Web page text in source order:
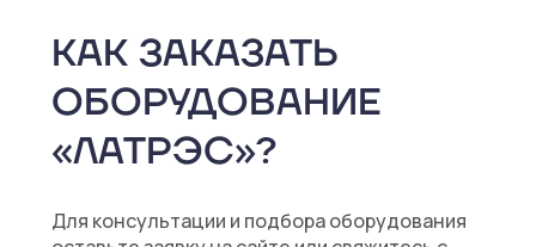
КАК ЗАКАЗАТЬ
ОБОРУДОВАНИЕ
«ЛАТРЭС»?
Для консультации и подбора оборудования